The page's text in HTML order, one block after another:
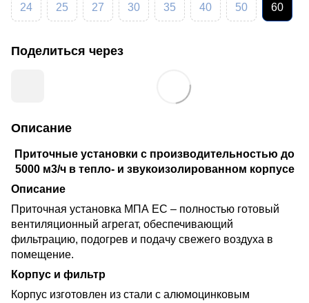
24 25 27 30 35 40 50 60
Поделиться через
Описание
Приточные установки с производительностью до
5000 м3/ч в тепло- и звукоизолированном корпусе
Описание
Приточная установка МПА ЕС – полностью готовый
вентиляционный агрегат, обеспечивающий
фильтрацию, подогрев и подачу свежего воздуха в
помещение.
Корпус и фильтр
Корпус изготовлен из стали с алюмоцинковым